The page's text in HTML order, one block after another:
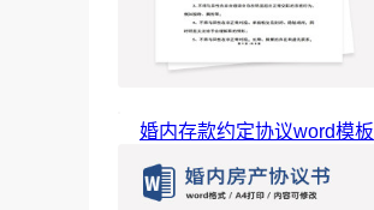
婚内存款约定协议word模板